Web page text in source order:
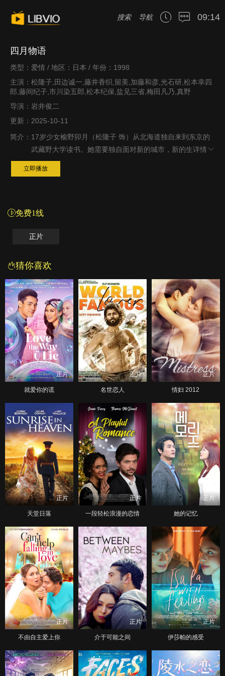
搜索 导航 09:14
四月物语
类型：爱情 / 地区：日本 / 年份：1998
主演：松隆子,田边诚一,藤井香织,留美,加藤和彦,光石研,松本幸四
郎,藤间纪子,市川染五郎,松本纪保,盐见三省,梅田凡乃,真野
导演：岩井俊二
更新：2025-10-11
简介： 17岁少女榆野卯月（松隆子 饰）从北海道独自来到东京的
武藏野大学读书。她需要独自面对新的城市，新的生详情
立即播放
免费1线
正片
猜你喜欢
正片
就爱你的谎
正片
名世恋人
正片
情妇 2012
正片
天堂日落
正片
一段轻松浪漫的恋情
正片
她的记忆
正片
不由自主爱上你
正片
介于可能之间
正片
伊莎帕的感受